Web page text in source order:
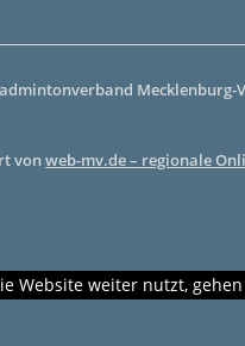
Mecklenburg-
vonweb-mv.de – regionale
Website weiter nutzt,